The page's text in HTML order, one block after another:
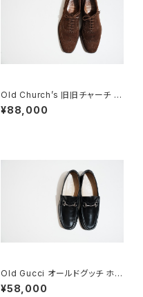
Old Church’s 旧旧チャーチ 二
都市 Buck 85D
¥88,000
Old Gucci オールドグッチ ホー
スビットローファー 40 E Black
¥58,000